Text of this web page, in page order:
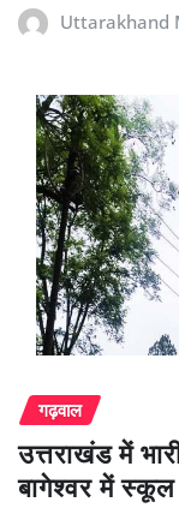
Uttarakhand
गढ़वाल
उत्तराखंड में
बागेश्वर में